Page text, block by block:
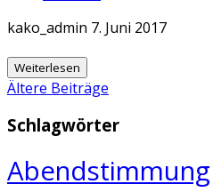
kako_admin 7. Juni 2017
Weiterlesen
Beitrags-
Navigation
Ältere Beiträge
Schlagwörter
Abendstimmung